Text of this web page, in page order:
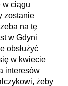
w ciągu
zostanie
na tę
w Gdyni
obsłużyć
w kwiecie
interesów
żeby